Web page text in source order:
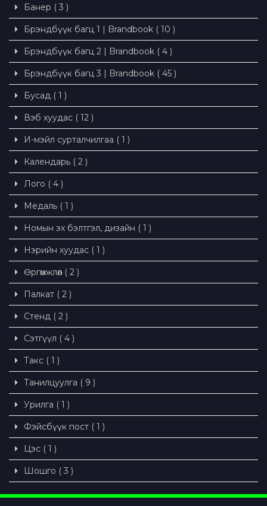
Банер ( 3 )
Брэндбүүк багц 1 | Brandbook ( 10 )
Брэндбүүк багц 2 | Brandbook ( 4 )
Брэндбүүк багц 3 | Brandbook ( 45 )
Бусад ( 1 )
Вэб хуудас ( 12 )
И-мэйл сурталчилгаа ( 1 )
Календарь ( 2 )
Лого ( 4 )
Медаль ( 1 )
Номын эх бэлтгэл, дизайн ( 1 )
Нэрийн хуудас ( 1 )
Өргөмжлөл ( 2 )
Палкат ( 2 )
Стенд ( 2 )
Сэтгүүл ( 4 )
Такс ( 1 )
Танилцуулга ( 9 )
Урилга ( 1 )
Фэйсбүүк пост ( 1 )
Цэс ( 1 )
Шошго ( 3 )